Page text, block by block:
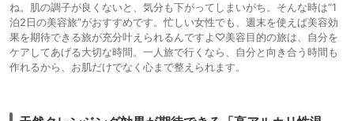
ね。肌の調子が良くないと、気分も下がってしまいがち。そんな時は“1
泊2日の美容旅”がおすすめです。忙しい女性でも、週末を使えば美容効
果を期待できる旅が充分叶えられるんですよ♡美容目的の旅は、自分を
ケアしてあげる大切な時間。一人旅で行くなら、自分と向き合う時間も
作れるから、お肌だけでなく心まで整えられます。